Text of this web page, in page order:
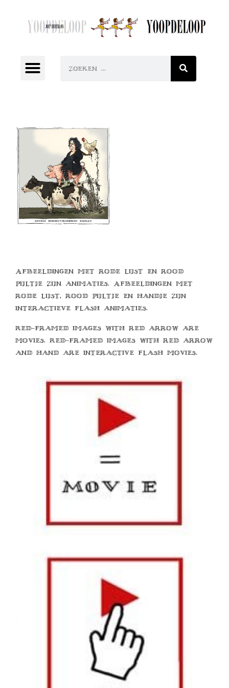
Afbeeldingen met rode lijst en rood
pijltje zijn animaties. Afbeeldingen met
rode lijst, rood pijltje en handje zijn
interactieve flash animaties.
Red-framed images with red arrow are
movies. Red-framed images with red arrow
and hand are interactive flash movies.